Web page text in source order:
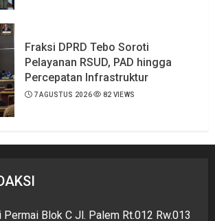
Fraksi DPRD Tebo Soroti
Pelayanan RSUD, PAD hingga
Percepatan Infrastruktur
7 AGUSTUS 2026 82 VIEWS
Permai Blok C Jl. Palem Rt.012 Rw.013